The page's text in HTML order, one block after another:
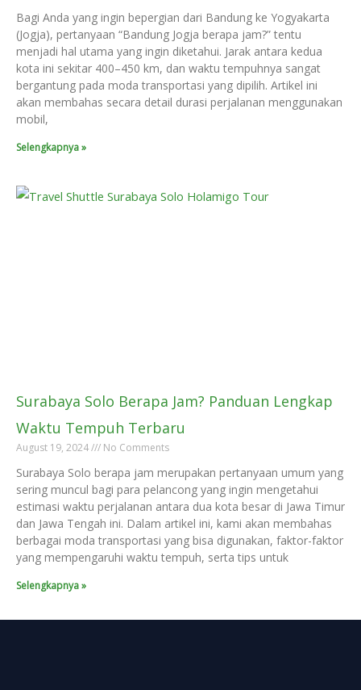
Bagi Anda yang ingin bepergian dari Bandung ke Yogyakarta
(Jogja), pertanyaan “Bandung Jogja berapa jam?” tentu
menjadi hal utama yang ingin diketahui. Jarak antara kedua
kota ini sekitar 400–450 km, dan waktu tempuhnya sangat
bergantung pada moda transportasi yang dipilih. Artikel ini
akan membahas secara detail durasi perjalanan menggunakan
mobil,
Selengkapnya »
Surabaya Solo Berapa Jam? Panduan Lengkap
Waktu Tempuh Terbaru
August 19, 2024 No Comments
Surabaya Solo berapa jam merupakan pertanyaan umum yang
sering muncul bagi para pelancong yang ingin mengetahui
estimasi waktu perjalanan antara dua kota besar di Jawa Timur
dan Jawa Tengah ini. Dalam artikel ini, kami akan membahas
berbagai moda transportasi yang bisa digunakan, faktor-faktor
yang mempengaruhi waktu tempuh, serta tips untuk
Selengkapnya »